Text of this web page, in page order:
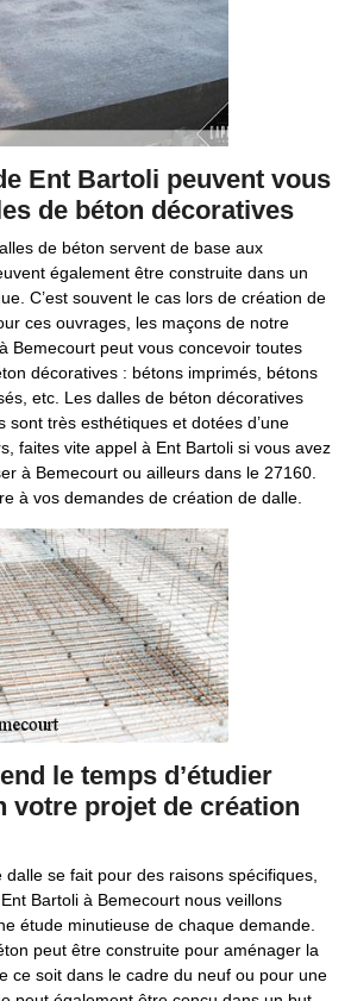
Ent Bartoli peuvent vous
de béton décoratives
de béton servent de base aux
également être construite dans un
C’est souvent le cas lors de création de
ces ouvrages, les maçons de notre
Bemecourt peut vous concevoir toutes
décoratives : bétons imprimés, bétons
etc. Les dalles de béton décoratives
sont très esthétiques et dotées d’une
faites vite appel à Ent Bartoli si vous avez
à Bemecourt ou ailleurs dans le 27160.
à vos demandes de création de dalle.
le temps d’étudier
votre projet de création
se fait pour des raisons spécifiques,
Bartoli à Bemecourt nous veillons
étude minutieuse de chaque demande.
peut être construite pour aménager la
ce soit dans le cadre du neuf ou pour une